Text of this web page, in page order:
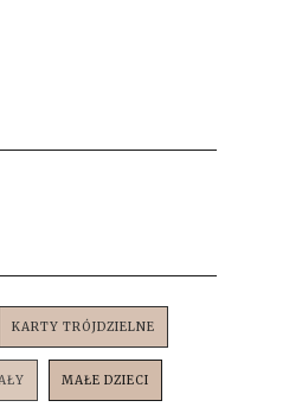
KARTY TRÓJDZIELNE
MAŁE DZIECI